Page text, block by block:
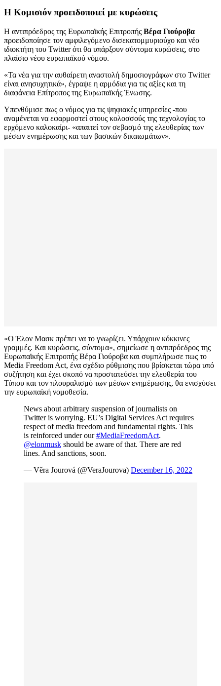
Η Κομισιόν προειδοποιεί με κυρώσεις
Η αντιπρόεδρος της Ευρωπαϊκής Επιτροπής Βέρα Γιούροβα
προειδοποίησε τον αμφιλεγόμενο δισεκατομμυριούχο και νέο
ιδιοκτήτη του Twitter ότι θα υπάρξουν σύντομα κυρώσεις, στο
πλαίσιο νέου ευρωπαϊκού νόμου.
«Τα νέα για την αυθαίρετη αναστολή δημοσιογράφων στο Twitter
είναι ανησυχητικά», έγραψε η αρμόδια για τις αξίες και τη
διαφάνεια Επίτροπος της Ευρωπαϊκής Ένωσης.
Υπενθύμισε πως ο νόμος για τις ψηφιακές υπηρεσίες -που
αναμένεται να εφαρμοστεί στους κολοσσούς της τεχνολογίας το
ερχόμενο καλοκαίρι- «απαιτεί τον σεβασμό της ελευθερίας των
μέσων ενημέρωσης και των βασικών δικαιωμάτων».
«Ο Έλον Μασκ πρέπει να το γνωρίζει. Υπάρχουν κόκκινες
γραμμές. Και κυρώσεις, σύντομα», σημείωσε η αντιπρόεδρος της
Ευρωπαϊκής Επιτροπής Βέρα Γιούροβα και συμπλήρωσε πως το
Media Freedom Act, ένα σχέδιο ρύθμισης που βρίσκεται τώρα υπό
συζήτηση και έχει σκοπό να προστατεύσει την ελευθερία του
Τύπου και τον πλουραλισμό των μέσων ενημέρωσης, θα ενισχύσει
την ευρωπαϊκή νομοθεσία.
News about arbitrary suspension of journalists on
Twitter is worrying. EU’s Digital Services Act requires
respect of media freedom and fundamental rights. This
is reinforced under our#MediaFreedomAct.
@elonmusk should be aware of that. There are red
lines. And sanctions, soon.
— Věra Jourová (@VeraJourova) December 16, 2022